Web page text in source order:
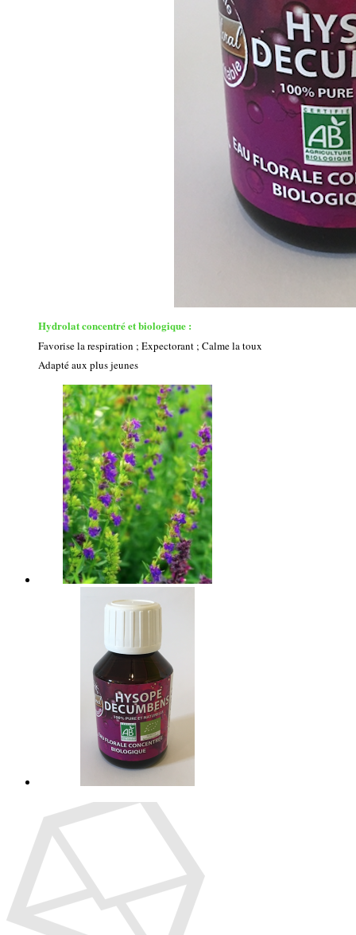
Hydrolat concentré et biologique :
Favorise la respiration ; Expectorant ; Calme la toux
Adapté aux plus jeunes